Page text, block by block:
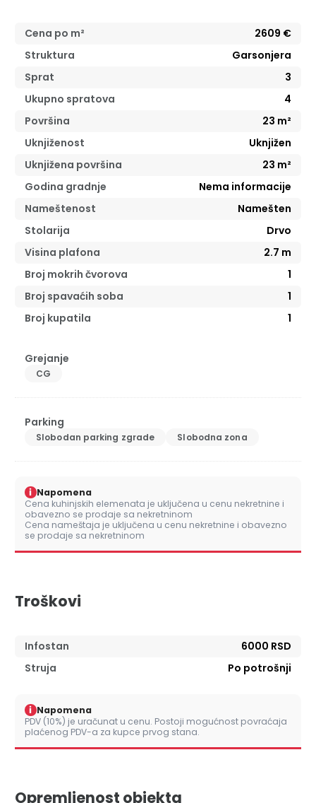
Cena po m² 2609 €
Struktura
Garsonjera
Sprat
3
Ukupno spratova
4
Površina
23 m²
Uknjiženost
Uknjižen
Uknjižena površina
23 m²
Godina gradnje
Nema informacije
Nameštenost
Namešten
Stolarija
Drvo
Visina plafona
2.7 m
Broj mokrih čvorova
1
Broj spavaćih soba
1
Broj kupatila
1
Grejanje
CG
Parking
Slobodan parking zgrade Slobodna zona
i Napomena
Cena kuhinjskih elemenata je uključena u cenu nekretnine i
obavezno se prodaje sa nekretninom
Cena nameštaja je uključena u cenu nekretnine i obavezno
se prodaje sa nekretninom
Troškovi
Infostan
6000 RSD
Struja
Po potrošnji
i Napomena
PDV (10%) je uračunat u cenu. Postoji mogućnost povraćaja
plaćenog PDV-a za kupce prvog stana.
Opremljenost objekta